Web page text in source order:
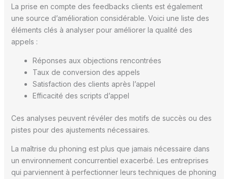
La prise en compte des feedbacks clients est également
une source d’amélioration considérable. Voici une liste des
éléments clés à analyser pour améliorer la qualité des
appels :
Réponses aux objections rencontrées
Taux de conversion des appels
Satisfaction des clients après l’appel
Efficacité des scripts d’appel
Ces analyses peuvent révéler des motifs de succès ou des
pistes pour des ajustements nécessaires.
La maîtrise du phoning est plus que jamais nécessaire dans
un environnement concurrentiel exacerbé. Les entreprises
qui parviennent à perfectionner leurs techniques de phoning